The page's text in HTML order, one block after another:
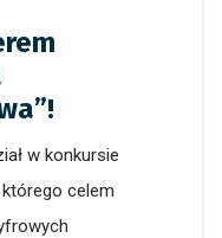
w konkursie
celem